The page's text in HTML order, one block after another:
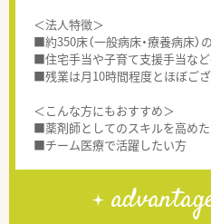
＜法人特徴＞
■約350床（一般病床・療養病床）
■住宅手当や子育て支援手当など
■残業は月10時間程度とほぼござ
＜こんな方にもおすすめ＞
■薬剤師としてのスキルを高め
■チーム医療で活躍したい方